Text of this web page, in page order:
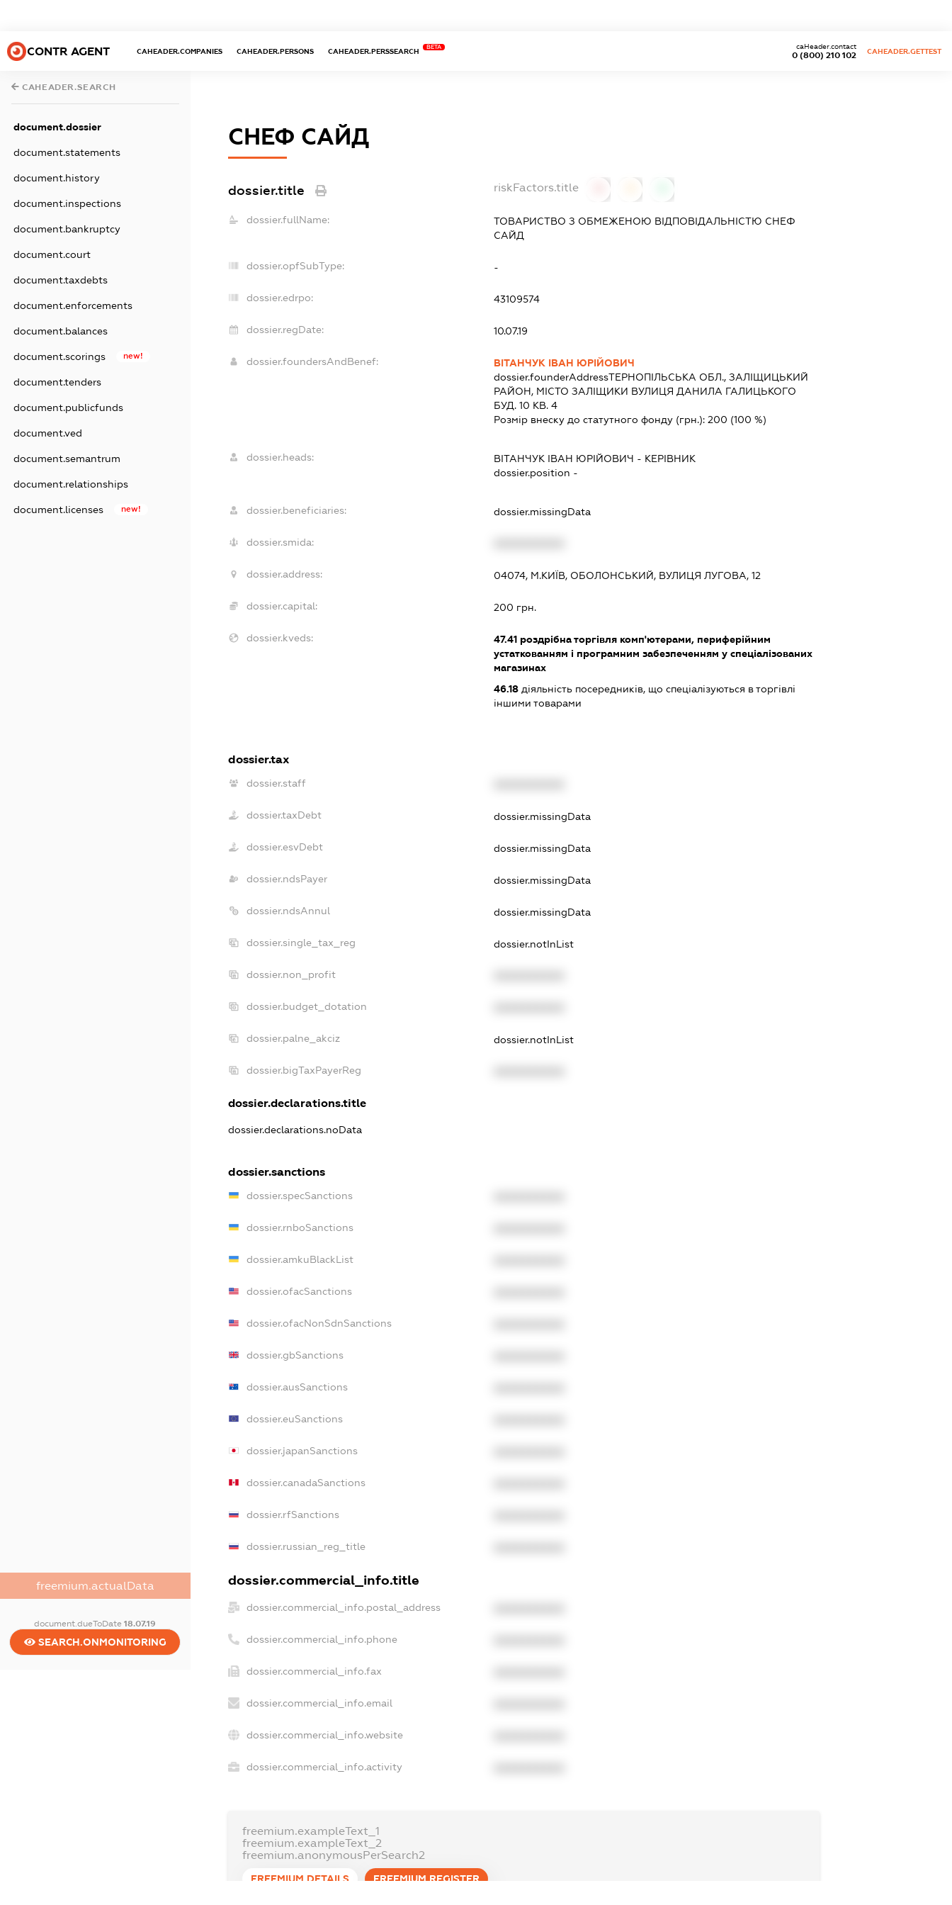
CONTR AGENT CAHEADER.COMPANIES CAHEADER.PERSONS CAHEADER.PERSSEARCH
BETA
0 (800) 210 102
caHeader.contact
CAHEADER.GETTEST
CAHEADER.SEARCH
document.dossier
document.statements
document.history
document.inspections
document.bankruptcy
document.court
document.taxdebts
document.enforcements
document.balances
document.scorings new!
document.tenders
document.publicfunds
document.ved
document.semantrum
document.relationships
document.licenses new!
freemium.actualData
document.dueToDate18.07.19
SEARCH.ONMONITORING
СНЕФ САЙД
dossier.title riskFactors.title
dossier.fullName: ТОВАРИСТВО З ОБМЕЖЕНОЮ ВІДПОВІДАЛЬНІСТЮ СНЕФ
САЙД
dossier.opfSubType: -
dossier.edrpo: 43109574
dossier.regDate: 10.07.19
dossier.foundersAndBenef:
ВІТАНЧУК ІВАН ЮРІЙОВИЧ
dossier.founderAddressТЕРНОПІЛЬСЬКА ОБЛ., ЗАЛІЩИЦЬКИЙ
РАЙОН, МІСТО ЗАЛІЩИКИ ВУЛИЦЯ ДАНИЛА ГАЛИЦЬКОГО
БУД. 10 КВ. 4
Розмір внеску до статутного фонду (грн.):200 (100 %)
dossier.heads: ВІТАНЧУК ІВАН ЮРІЙОВИЧ - КЕРІВНИК
dossier.position -
dossier.beneficiaries: dossier.missingData
dossier.smida:
dossier.address: 04074, М.КИЇВ, ОБОЛОНСЬКИЙ, ВУЛИЦЯ ЛУГОВА, 12
dossier.capital: 200 грн.
dossier.kveds: 47.41 роздрібна торгівля комп'ютерами, периферійним
устаткованням і програмним забезпеченням у спеціалізованих
магазинах
46.18 діяльність посередників, що спеціалізуються в торгівлі
іншими товарами
dossier.tax
dossier.staff
dossier.taxDebt dossier.missingData
dossier.esvDebt dossier.missingData
dossier.ndsPayer dossier.missingData
dossier.ndsAnnul dossier.missingData
dossier.single_tax_reg dossier.notInList
dossier.non_profit
dossier.budget_dotation
dossier.palne_akciz dossier.notInList
dossier.bigTaxPayerReg
dossier.declarations.title
dossier.declarations.noData
dossier.sanctions
dossier.specSanctions
dossier.rnboSanctions
dossier.amkuBlackList
dossier.ofacSanctions
dossier.ofacNonSdnSanctions
dossier.gbSanctions
dossier.ausSanctions
dossier.euSanctions
dossier.japanSanctions
dossier.canadaSanctions
dossier.rfSanctions
dossier.russian_reg_title
dossier.commercial_info.title
dossier.commercial_info.postal_address
dossier.commercial_info.phone
dossier.commercial_info.fax
dossier.commercial_info.email
dossier.commercial_info.website
dossier.commercial_info.activity
freemium.exampleText_1
freemium.exampleText_2
freemium.anonymousPerSearch2
FREEMIUM.DETAILS FREEMIUM.REGISTER